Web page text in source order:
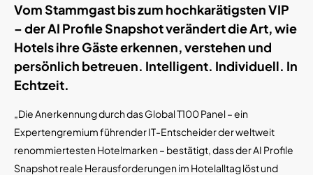
Vom Stammgast bis zum hochkarätigsten VIP
– der AI Profile Snapshot verändert die Art, wie
Hotels ihre Gäste erkennen, verstehen und
persönlich betreuen. Intelligent. Individuell. In
Echtzeit.
„Die Anerkennung durch das Global T100 Panel – ein
Expertengremium führender IT-Entscheider der weltweit
renommiertesten Hotelmarken – bestätigt, dass der AI Profile
Snapshot reale Herausforderungen im Hotelalltag löst und